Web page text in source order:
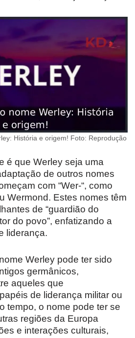
História e origem! Foto: Reprodução
é que Werley seja uma
de outros nomes
com “Wer-“, como
Wermond. Estes nomes têm
de “guardião do
do povo”, enfatizando a
liderança.
Werley pode ter sido
germânicos,
aqueles que
de liderança militar ou
tempo, o nome pode ter se
regiões da Europa
e interações culturais,